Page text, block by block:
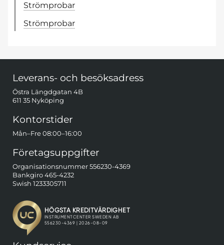
Strömprobar
Strömprobar
Leverans- och besöksadress
Östra Längdgatan 4B
611 35 Nyköping
Kontorstider
Mån–Fre 08:00–16:00
Företagsuppgifter
Organisationsnummer 556230-4369
Bankgiro 465-4232
Swish 1233305711